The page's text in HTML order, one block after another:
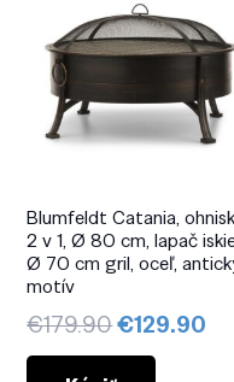
Blumfeldt Catania,
2 v 1, Ø 80 cm, lapač
Ø 70 cm gril, oceľ,
motív
€179.90Pôvodná
cena
€129.90